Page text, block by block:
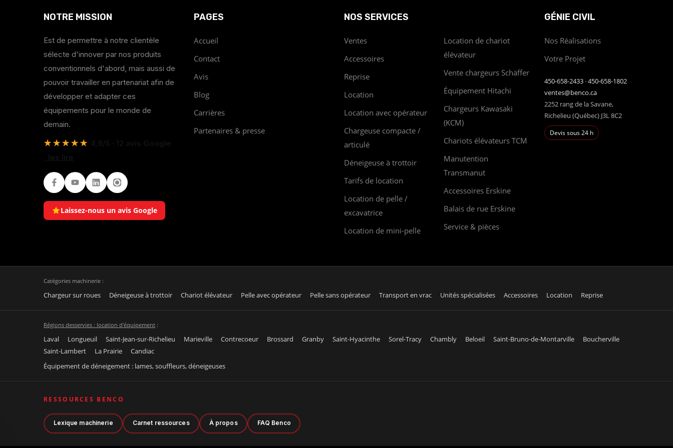
NOTRE MISSION
Est de permettre à notre clientèle
sélecte d'innover par nos produits
conventionnels d'abord, mais aussi de
pouvoir travailler en partenariat afin de
développer et adapter ces
équipements pour le monde de
demain.
★★★★★
FacebookYoutubeLinkedInInstagram
Laissez-nous un avis Google
PAGES
Accueil
Contact
Avis
Blog
Carrières
Partenaires & presse
NOS SERVICES
Ventes
Accessoires
Reprise
Location
Location avec opérateur
Chargeuse compacte /
articulé
Déneigeuse à trottoir
Tarifs de location
Location de pelle /
excavatrice
Location de mini-pelle
Location de chariot
élévateur
Vente chargeurs Schäffer
Équipement Hitachi
Chargeurs Kawasaki
(KCM)
Chariots élévateurs TCM
Manutention
Transmanut
Accessoires Erskine
Balais de rue Erskine
Service & pièces
GÉNIE CIVIL
Nos Réalisations
Votre Projet
450-658-2433 ·450-658-1802
ventes@benco.ca
2252 rang de la Savane,
Richelieu (Québec) J3L 8C2
Devis sous 24 h
Catégories machinerie :
Chargeur sur roues Déneigeuse à trottoir Chariot élévateur Pelle avec opérateur Pelle sans opérateur Transport en vrac Unités spécialisées Accessoires Location Reprise
Régions desservies : location d'équipement :
Laval Longueuil Saint-Jean-sur-Richelieu Marieville Contrecoeur Brossard Granby Saint-Hyacinthe Sorel-Tracy Chambly Beloeil Saint-Bruno-de-Montarville
Boucherville
Saint-Lambert
La Prairie
Candiac
Équipement de déneigement : lames, souffleurs, déneigeuses
RESSOURCES BENCO
Lexique machinerie Carnet ressources À propos FAQ Benco